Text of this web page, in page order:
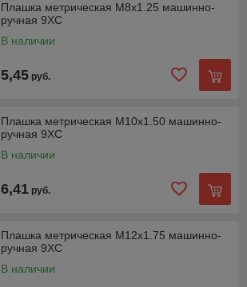
Плашка метрическая М8х1.25 машинно-
ручная 9XC
В наличии
5,45 руб.
Плашка метрическая М10х1.50 машинно-
ручная 9XC
В наличии
6,41 руб.
Плашка метрическая М12х1.75 машинно-
ручная 9XC
В наличии